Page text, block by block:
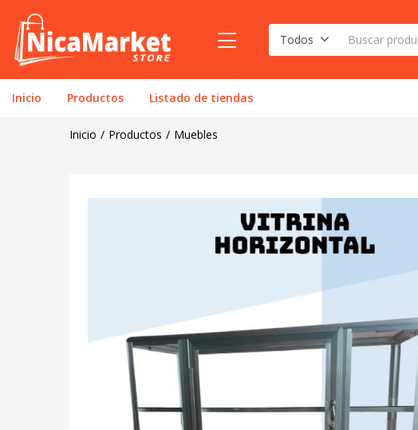
Todos
Inicio Productos Listado de tiendas
Inicio Productos Muebles